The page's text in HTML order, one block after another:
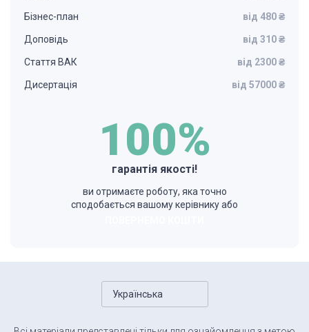
Бізнес-план від 480 ₴
Доповідь від 310 ₴
Стаття ВАК від 2300 ₴
Дисертація від 57000 ₴
100%
гарантія якості!
ви отримаєте роботу, яка точно
сподобається вашому керівнику або
Українська